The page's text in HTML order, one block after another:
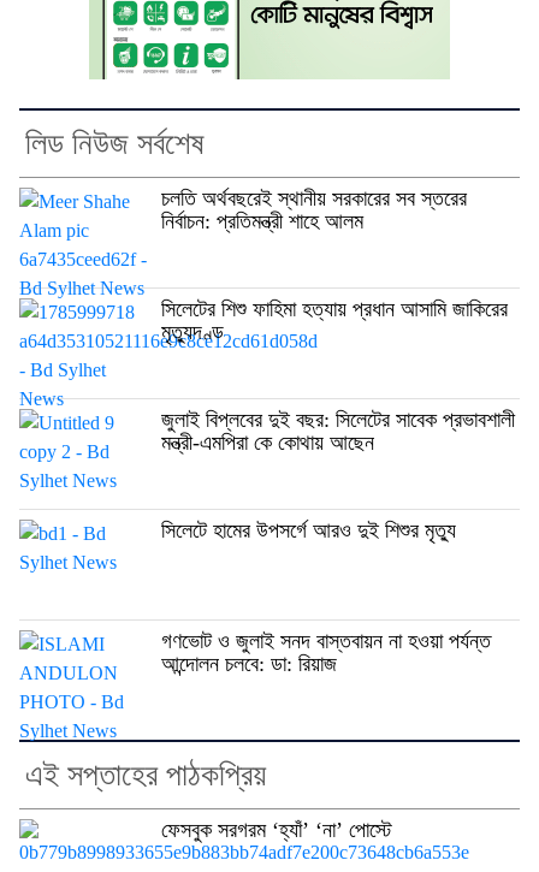
লিড নিউজ সর্বশেষ
চলতি অর্থবছরেই স্থানীয় সরকারের সব স্তরের
নির্বাচন: প্রতিমন্ত্রী শাহে আলম
সিলেটের শিশু ফাহিমা হত্যায় প্রধান আসামি জাকিরের
মৃত্যুদণ্ড
জুলাই বিপ্লবের দুই বছর: সিলেটের সাবেক প্রভাবশালী
মন্ত্রী-এমপিরা কে কোথায় আছেন
সিলেটে হামের উপসর্গে আরও দুই শিশুর মৃত্যু
গণভোট ও জুলাই সনদ বাস্তবায়ন না হওয়া পর্যন্ত
আন্দোলন চলবে: ডা: রিয়াজ
এই সপ্তাহের পাঠকপ্রিয়
ফেসবুক সরগরম ‘হ্যাঁ’ ‘না’ পোস্টে